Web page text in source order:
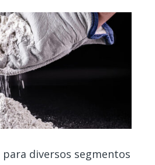
diversos segmentos